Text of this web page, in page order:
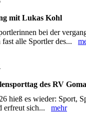
mit Lukas Kohl
bei der
fast alle Sportler des...
des RV
hieß es wieder: Sport,
erfreut sich... mehr